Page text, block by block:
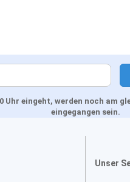
eingeht, werden noch am
eingegangen sein.
Unser